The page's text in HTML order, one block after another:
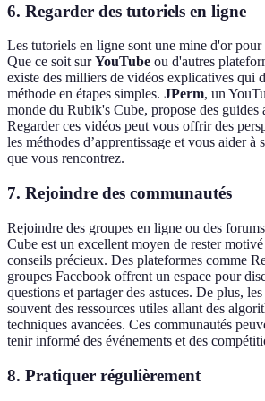
6. Regarder des tutoriels en ligne
Les tutoriels en ligne sont une mine d'or pour
Que ce soit surYouTube ou d'autres
existe des milliers de vidéos explicatives qui
méthode en étapes simples. JPerm, un
monde du Rubik's Cube, propose des guides
Regarder ces vidéos peut vous offrir des
les méthodes d’apprentissage et vous aider à
que vous rencontrez.
7. Rejoindre des communautés
Rejoindre des groupes en ligne ou des
Cube est un excellent moyen de rester
conseils précieux. Des plateformes comme
groupes Facebook offrent un espace pour
questions et partager des astuces. De plus,
souvent des ressources utiles allant des
techniques avancées. Ces communautés
tenir informé des événements et des
8. Pratiquer régulièrement